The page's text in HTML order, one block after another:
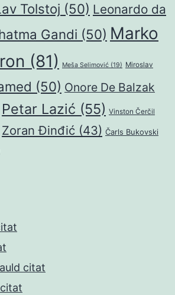
Tolstoj (50) Leonardo da
Gandi (50) Marko
(81) Meša Selimović (19) Miroslav
(50) Onore De Balzak
Petar Lazić (55) Vinston Čerčil
Zoran Đinđić (43) Čarls Bukovski
citat